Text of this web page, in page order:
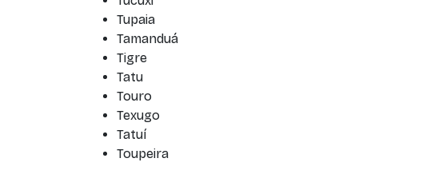
Tupaia
Tamanduá
Tigre
Tatu
Touro
Texugo
Tatuí
Toupeira